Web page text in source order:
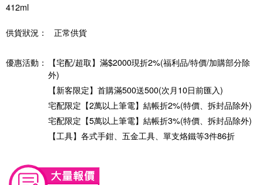
412ml
供貨狀況： 正常供貨
優惠活動：
【宅配/超取】滿$2000現折2%(福利品/特價/加購部分除
外)
【新客限定】首購滿500送500(次月10日前匯入)
宅配限定【2萬以上筆電】結帳折2%(特價、拆封品除外)
宅配限定【5萬以上筆電】結帳折3%(特價、拆封品除外)
【工具】各式手鉗、五金工具、單支烙鐵等3件86折